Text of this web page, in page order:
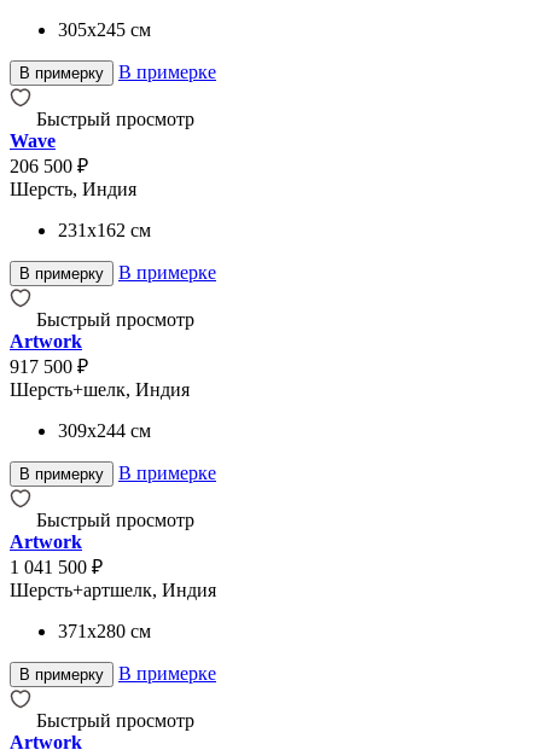
305x245 см
В примерку В примерке
Быстрый просмотр
Wave
206 500 ₽
Шерсть, Индия
231x162 см
В примерку В примерке
Быстрый просмотр
Artwork
917 500 ₽
Шерсть+шелк, Индия
309x244 см
В примерку В примерке
Быстрый просмотр
Artwork
1 041 500 ₽
Шерсть+артшелк, Индия
371x280 см
В примерку В примерке
Быстрый просмотр
Artwork